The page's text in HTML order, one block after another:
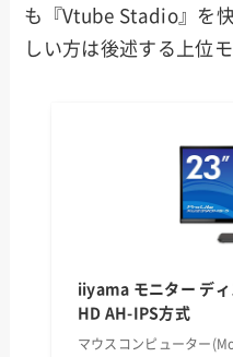
も『Vtube Stadio』を
しい方は後述する上位
iiyama モニター デ
HD AH-IPS方式
マウスコンピューター